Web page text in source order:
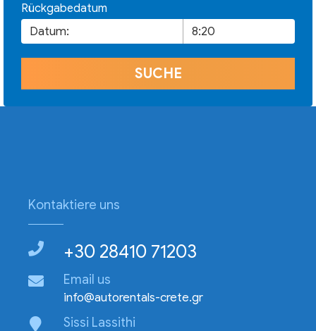
Rückgabedatum
Kontaktiere uns
+30 28410 71203
Email us
info@autorentals-crete.gr
Sissi Lassithi